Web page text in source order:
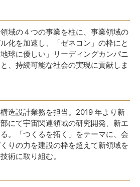
域の４つの事業を柱に、事業領域の
化を加速し、「ゼネコン」の枠にと
球に優しい」リーディングカンパニ
、持続可能な社会の実現に貢献しま
造設計業務を担当。2019 年より新
にて宇宙関連領域の研究開発、新エ
。「つくるを拓く」をテーマに、会
りの力を建設の枠を超えて新領域を
術に取り組む。